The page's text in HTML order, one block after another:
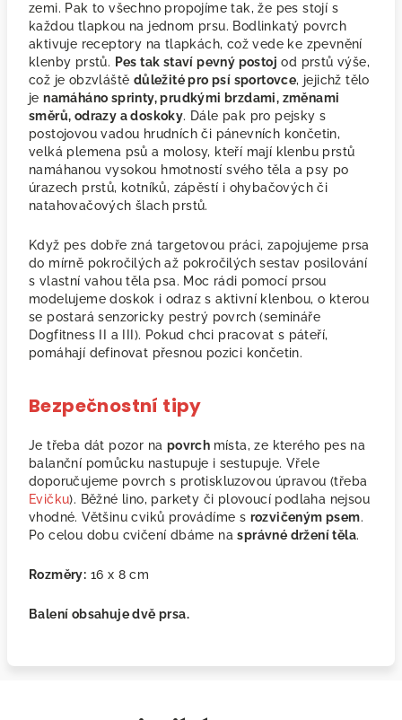
zemi. Pak to všechno propojíme tak, že pes stojí s
každou tlapkou na jednom prsu. Bodlinkatý povrch
aktivuje receptory na tlapkách, což vede ke zpevnění
klenby prstů. Pes tak staví pevný postoj od prstů výše,
což je obzvláště důležité pro psí sportovce, jejichž tělo
jenamáháno sprinty, prudkými brzdami, změnami
směrů, odrazy a doskoky. Dále pak pro pejsky s
postojovou vadou hrudních či pánevních končetin,
velká plemena psů a molosy, kteří mají klenbu prstů
namáhanou vysokou hmotností svého těla a psy po
úrazech prstů, kotníků, zápěstí i ohybačových či
natahovačových šlach prstů.
Když pes dobře zná targetovou práci, zapojujeme prsa
do mírně pokročilých až pokročilých sestav posilování
s vlastní vahou těla psa. Moc rádi pomocí prsou
modelujeme doskok i odraz s aktivní klenbou, o kterou
se postará senzoricky pestrý povrch (semináře
Dogfitness II a III). Pokud chci pracovat s páteří,
pomáhají definovat přesnou pozici končetin.
Bezpečnostní tipy
Je třeba dát pozor na povrch místa, ze kterého pes na
balanční pomůcku nastupuje i sestupuje. Vřele
doporučujeme povrch s protiskluzovou úpravou (třeba
Evičku). Běžné lino, parkety či plovoucí podlaha nejsou
vhodné. Většinu cviků provádíme s rozvičeným psem.
Po celou dobu cvičení dbáme nasprávné držení těla.
Rozměry: 16 x 8 cm
Balení obsahuje dvě prsa.